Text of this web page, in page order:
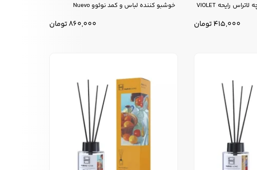
خوشبو کننده هوا و پارچه لاتراس رایحه VIOLET
415,000تومان
خوشبو کننده لباس و کمد نوئوو Nuevo
860,000تومان